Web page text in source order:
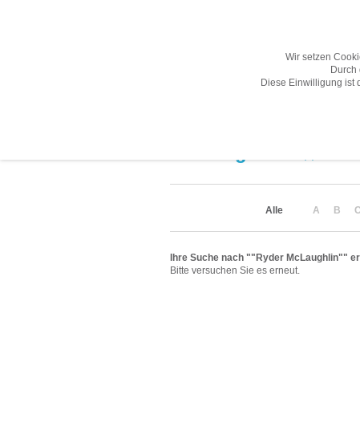
Alle A B C
Ihre Suche nach ""Ryder McLaughlin""
Bitte versuchen Sie es erneut.
Wir setzen
Diese Einwilligung ist